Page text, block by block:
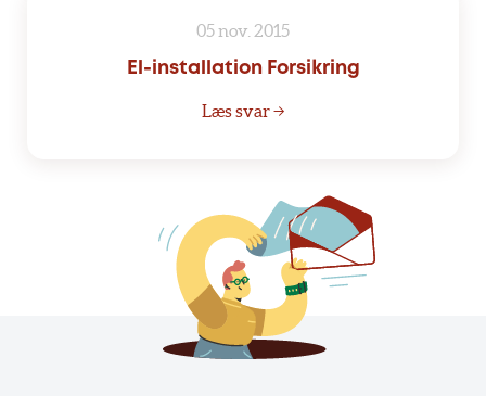
05 nov. 2015
El-installation Forsikring
Læs svar →